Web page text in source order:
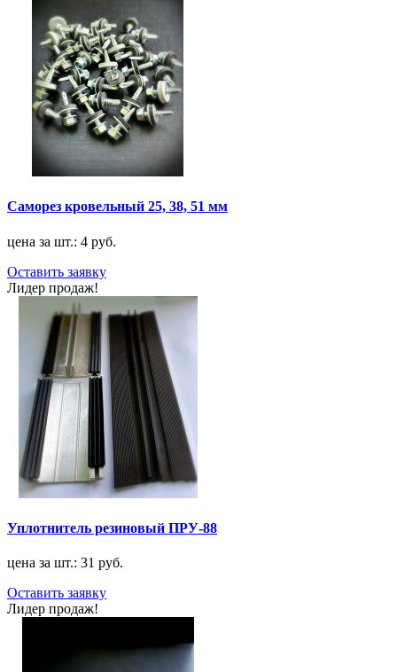
Саморез кровельный 25, 38, 51 мм
цена за шт.: 4 руб.
Оставить заявку
Лидер продаж!
Уплотнитель резиновый ПРУ-88
цена за шт.: 31 руб.
Оставить заявку
Лидер продаж!